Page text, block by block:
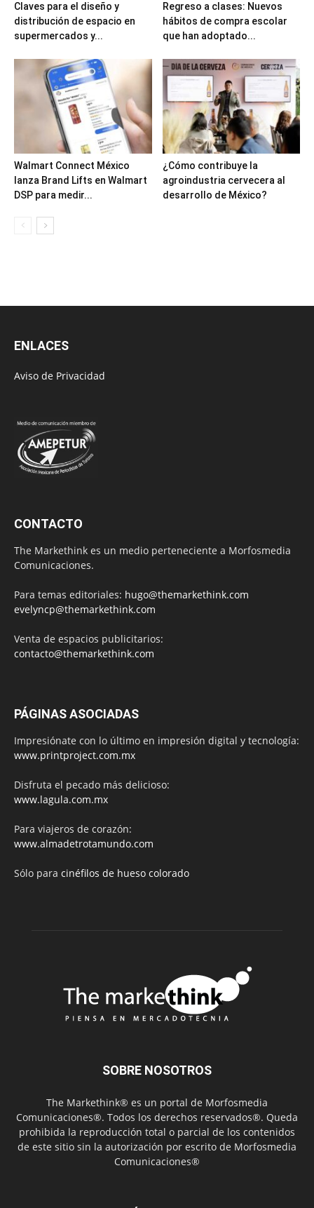
Claves para el diseño y
distribución de espacio en
supermercados y...
Regreso a clases: Nuevos
hábitos de compra escolar
que han adoptado...
Walmart Connect México
lanza Brand Lifts en Walmart
DSP para medir...
¿Cómo contribuye la
agroindustria cervecera al
desarrollo de México?
ENLACES
Aviso de Privacidad
CONTACTO
The Markethink es un medio perteneciente a Morfosmedia
Comunicaciones.
Para temas editoriales: hugo@themarkethink.com
evelyncp@themarkethink.com
Venta de espacios publicitarios:
contacto@themarkethink.com
PÁGINAS ASOCIADAS
Impresiónate con lo último en impresión digital y tecnología:
www.printproject.com.mx
Disfruta el pecado más delicioso:
www.lagula.com.mx
Para viajeros de corazón:
www.almadetrotamundo.com
Sólo para cinéfilos de hueso colorado
SOBRE NOSOTROS
The Markethink® es un portal de Morfosmedia
Comunicaciones®. Todos los derechos reservados®. Queda
prohibida la reproducción total o parcial de los contenidos
de este sitio sin la autorización por escrito de Morfosmedia
Comunicaciones®